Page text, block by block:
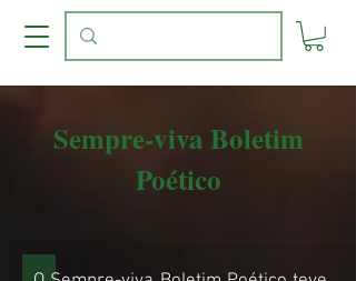
Sempre-viva Boletim
Poético